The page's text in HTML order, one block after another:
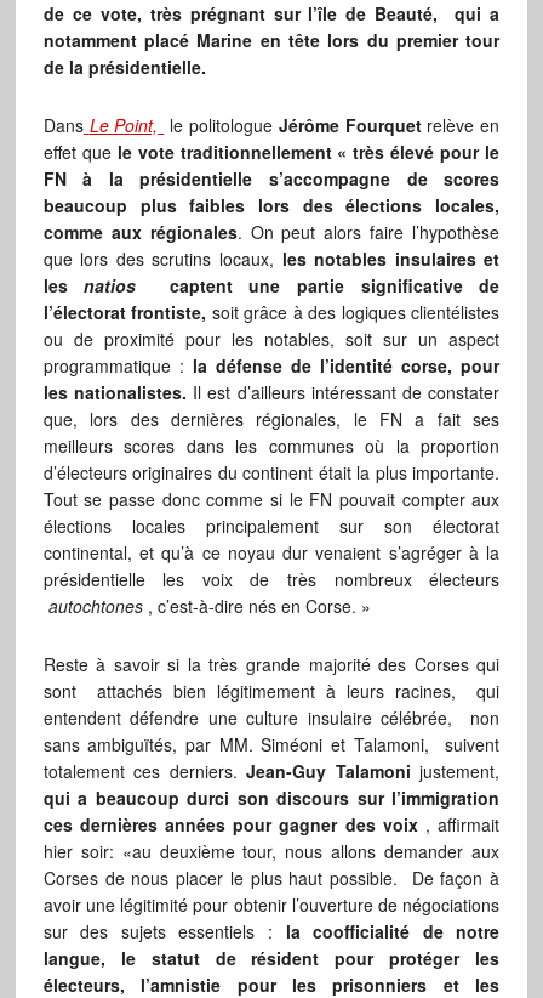
de ce vote, très prégnant sur l’île de Beauté, qui a
notamment placé Marine en tête lors du premier tour
de la présidentielle.
Dans Le Point, le politologue Jérôme Fourquetrelève en
effet que le vote traditionnellement « très élevé pour le
FN à la présidentielle s’accompagne de scores
beaucoup plus faibles lors des élections locales,
comme aux régionales. On peut alors faire l’hypothèse
que lors des scrutins locaux, les notables insulaires et
lesnatios captent une partie significative de
l’électorat frontiste, soit grâce à des logiques clientélistes
ou de proximité pour les notables, soit sur un aspect
programmatique : la défense de l’identité corse, pour
les nationalistes. Il est d’ailleurs intéressant de constater
que, lors des dernières régionales, le FN a fait ses
meilleurs scores dans les communes où la proportion
d’électeurs originaires du continent était la plus importante.
Tout se passe donc comme si le FN pouvait compter aux
élections locales principalement sur son électorat
continental, et qu’à ce noyau dur venaient s’agréger à la
présidentielle les voix de très nombreux électeurs
autochtones, c’est-à-dire nés en Corse. »
Reste à savoir si la très grande majorité des Corses qui
sont attachés bien légitimement à leurs racines, qui
entendent défendre une culture insulaire célébrée, non
sans ambiguïtés, par MM. Siméoni et Talamoni, suivent
totalement ces derniers.Jean-Guy Talamoni justement,
qui a beaucoup durci son discours sur l’immigration
ces dernières années pour gagner des voix, affirmait
hier soir: «au deuxième tour, nous allons demander aux
Corses de nous placer le plus haut possible. De façon à
avoir une légitimité pour obtenir l’ouverture de négociations
sur des sujets essentiels : la coofficialité de notre
langue, le statut de résident pour protéger les
électeurs, l’amnistie pour les prisonniers et les